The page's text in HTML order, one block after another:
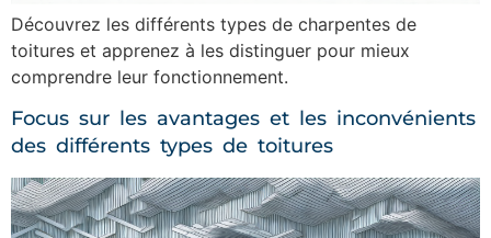
Découvrez les différents types de charpentes de
toitures et apprenez à les distinguer pour mieux
comprendre leur fonctionnement.
Focus sur les avantages et les inconvénients
des différents types de toitures